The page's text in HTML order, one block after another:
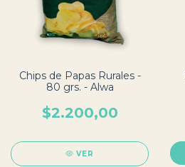
Chips de Papas Rurales -
80 grs. - Alwa
$2.200,00
VER